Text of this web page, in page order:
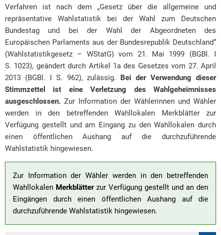
Verfahren ist nach dem „Gesetz über die allgemeine und
repräsentative Wahlstatistik bei der Wahl zum Deutschen
Bundestag und bei der Wahl der Abgeordneten des
Europäischen Parlaments aus der Bundesrepublik Deutschland“
(Wahlstatistikgesetz – WStatG) vom 21. Mai 1999 (BGBl. I
S. 1023), geändert durch Artikel 1a des Gesetzes vom 27. April
2013 (BGBl. I S. 962), zulässig. Bei der Verwendung dieser
Stimmzettel ist eine Verletzung des Wahlgeheimnisses
ausgeschlossen. Zur Information der Wählerinnen und Wähler
werden in den betreffenden Wahllokalen Merkblätter zur
Verfügung gestellt und am Eingang zu den Wahllokalen durch
einen öffentlichen Aushang auf die durchzuführende
Wahlstatistik hingewiesen.
Zur Information der Wähler werden in den betreffenden
Wahllokalen Merkblätterzur Verfügung gestellt und an den
Eingängen durch einen öffentlichen Aushang auf die
durchzuführende Wahlstatistik hingewiesen.